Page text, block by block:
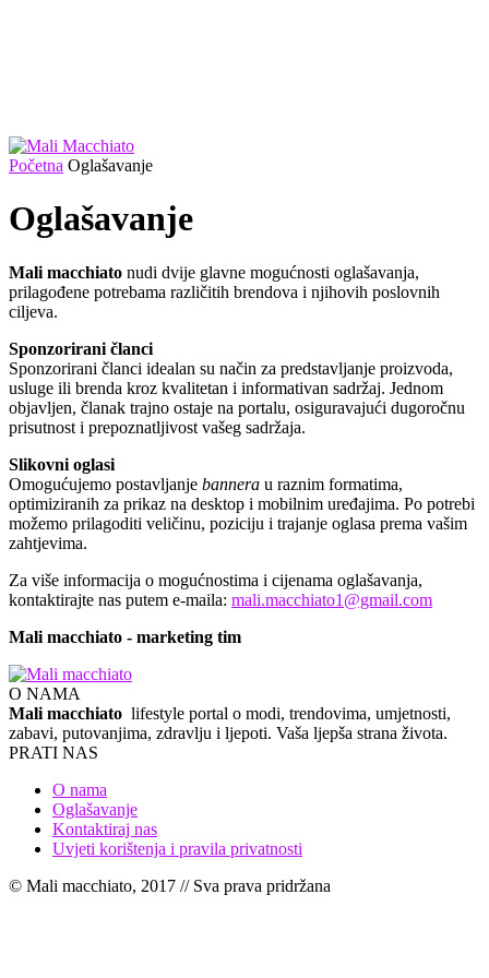
Početna Oglašavanje
Oglašavanje
Mali macchiato nudi dvije glavne mogućnosti oglašavanja,
prilagođene potrebama različitih brendova i njihovih poslovnih
ciljeva.
Sponzorirani članci
Sponzorirani članci idealan su način za predstavljanje proizvoda,
usluge ili brenda kroz kvalitetan i informativan sadržaj. Jednom
objavljen, članak trajno ostaje na portalu, osiguravajući dugoročnu
prisutnost i prepoznatljivost vašeg sadržaja.
Slikovni oglasi
Omogućujemo postavljanje bannera u raznim formatima,
optimiziranih za prikaz na desktop i mobilnim uređajima. Po potrebi
možemo prilagoditi veličinu, poziciju i trajanje oglasa prema vašim
zahtjevima.
Za više informacija o mogućnostima i cijenama oglašavanja,
kontaktirajte nas putem e-maila: mali.macchiato1@gmail.com
Mali macchiato - marketing tim
O NAMA
Mali macchiato lifestyle portal o modi, trendovima, umjetnosti,
zabavi, putovanjima, zdravlju i ljepoti. Vaša ljepša strana života.
PRATI NAS
O nama
Oglašavanje
Kontaktiraj nas
Uvjeti korištenja i pravila privatnosti
© Mali macchiato, 2017 // Sva prava pridržana